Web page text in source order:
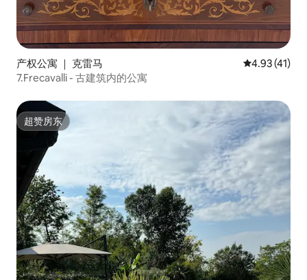
产权公寓 ｜ 克雷马 平均评分
4.93 (41)
7.Frecavalli - 古建筑内的公寓
超赞房东
超赞房东